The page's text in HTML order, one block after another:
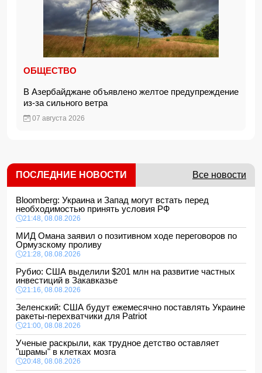
ОБЩЕСТВО
В Азербайджане объявлено желтое предупреждение
из-за сильного ветра
07 августа 2026
ПОСЛЕДНИЕ НОВОСТИ Все новости
Bloomberg: Украина и Запад могут встать перед
необходимостью принять условия РФ
21:48, 08.08.2026
МИД Омана заявил о позитивном ходе переговоров по
Ормузскому проливу
21:28, 08.08.2026
Рубио: США выделили $201 млн на развитие частных
инвестиций в Закавказье
21:16, 08.08.2026
Зеленский: США будут ежемесячно поставлять Украине
ракеты-перехватчики для Patriot
21:00, 08.08.2026
Ученые раскрыли, как трудное детство оставляет
"шрамы" в клетках мозга
20:48, 08.08.2026